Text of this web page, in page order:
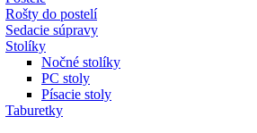
Rošty do postelí
Sedacie súpravy
Stolíky
Nočné stolíky
PC stoly
Písacie stoly
Taburetky